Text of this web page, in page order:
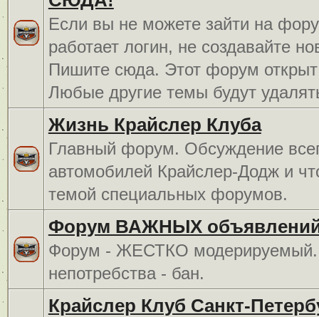
Если вы не можете зайти на
работает логин, не создавайте
Пишите сюда. Этот форум открыт
Любые другие темы будут
Жизнь Крайслер Клуба
Главный форум. Обсуждение
автомобилей Крайслер-Додж и
темой специальных форумов.
Форум ВАЖНЫХ
Форум - ЖЕСТКО
непотребства - бан.
Крайслер Клуб Санкт-